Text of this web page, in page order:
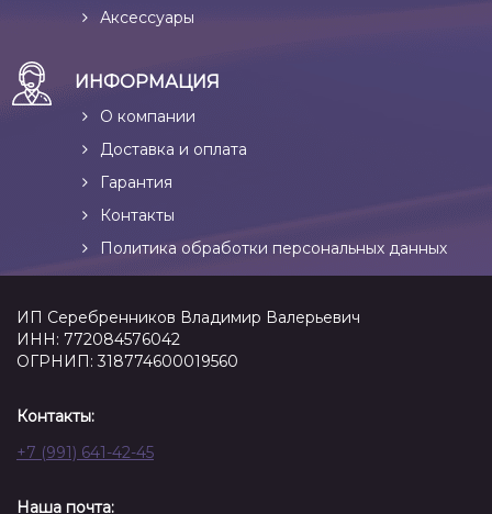
Аксессуары
ИНФОРМАЦИЯ
О компании
Доставка и оплата
Гарантия
Контакты
Политика обработки персональных данных
ИП Серебренников Владимир Валерьевич
ИНН: 772084576042
ОГРНИП: 318774600019560
Контакты:
+7 (991) 641-42-45
Наша почта: